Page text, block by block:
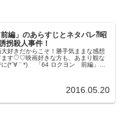
編」のあらすじとネタバレ⁈昭
拐殺人事件！
好きだからこそ！勝手気ままな感想
ます♡♡映画好きな方も、あまり観な
に(*´∀｀*) 「64 ロクヨン 前編」
2016.05.20